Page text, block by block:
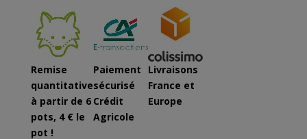
Remise
quantitative
à partir de 6
pots, 4 € le
pot !
Paiement
sécurisé
Crédit
Agricole
Livraisons
France et
Europe